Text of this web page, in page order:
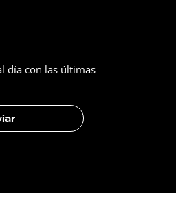
día con las últimas